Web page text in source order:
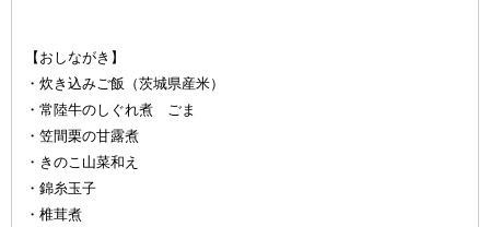
【おしながき】
・炊き込みご飯（茨城県産米）
・常陸牛のしぐれ煮 ごま
・笠間栗の甘露煮
・きのこ山菜和え
・錦糸玉子
・椎茸煮